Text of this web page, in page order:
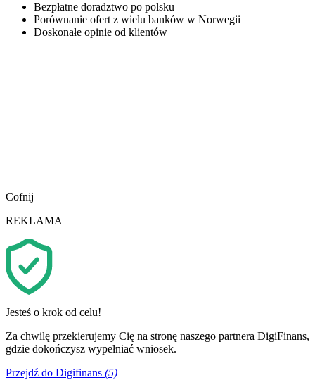
Bezpłatne doradztwo po polsku
Porównanie ofert z wielu banków w Norwegii
Doskonałe opinie od klientów
Cofnij
REKLAMA
Jesteś o krok od celu!
Za chwilę przekierujemy Cię na stronę naszego partnera DigiFinans,
gdzie dokończysz wypełniać wniosek.
Przejdź do Digifinans (5)